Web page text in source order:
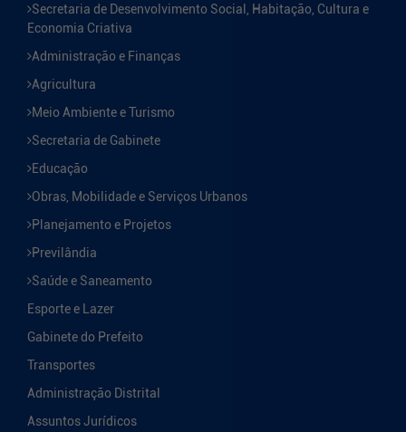
Secretaria de Desenvolvimento Social, Habitação, Cultura e
Economia Criativa
Administração e Finanças
Agricultura
Meio Ambiente e Turismo
Secretaria de Gabinete
Educação
Obras, Mobilidade e Serviços Urbanos
Planejamento e Projetos
Previlândia
Saúde e Saneamento
Esporte e Lazer
Gabinete do Prefeito
Transportes
Administração Distrital
Assuntos Jurídicos